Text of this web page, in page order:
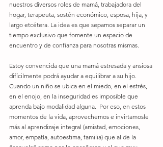
nuestros diversos roles de mamá, trabajadora del
hogar, terapeuta, sostén económico, esposa, hija, y
largo etcétera. La idea es que sepamos separar un
tiempo exclusivo que fomente un espacio de
encuentro y de confianza para nosotras mismas.
Estoy convencida que una mamá estresada y ansiosa
difícilmente podrá ayudar a equilibrar a su hijo.
Cuando un niño se ubica en el miedo, en el estrés,
en el enojo, en la inseguridad es imposible que
aprenda bajo modalidad alguna.  Por eso, en estos
momentos de la vida, aprovechemos e invirtamosle
más al aprendizaje integral (amistad, emociones,
amor, empatía, autoestima, familia) que al de la